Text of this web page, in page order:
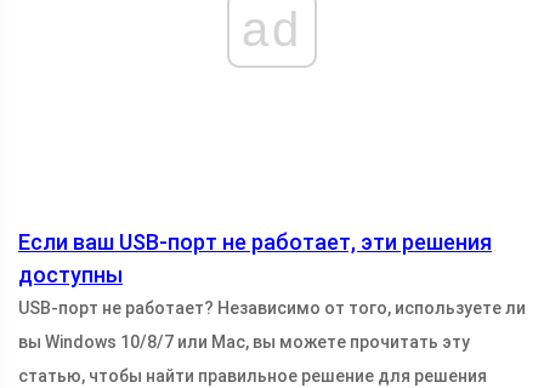
ad
Если ваш USB-порт не работает, эти решения
доступны
USB-порт не работает? Независимо от того, используете ли
вы Windows 10/8/7 или Mac, вы можете прочитать эту
статью, чтобы найти правильное решение для решения